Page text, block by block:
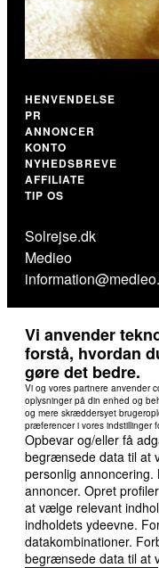
HENVENDELSE
PR
ANNONCER
KONTO
NYHEDSBREVE
AFFILIATE
TIP OS
Solrejse.dk
Medieo
Vi anvender
forstå, hvordan
gøre det bedre.
Vi og vores partnere anvender
oplysninger på din enhed og
og mere skræddersyet
præferencer i vores indstillinger
Opbevar og/eller få
begrænsede data til at
personlig
annoncer. Opret
at vælge relevant
indholdets ydeevne.
datakombinationer.
begrænsede data til at